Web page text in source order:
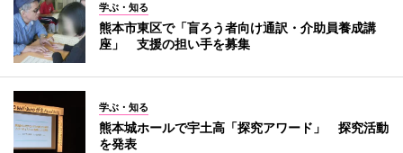
学ぶ・知る
熊本市東区で「盲ろう者向け通訳・介助員養成講
座」 支援の担い手を募集
学ぶ・知る
熊本城ホールで宇土高「探究アワード」 探究活動
を発表